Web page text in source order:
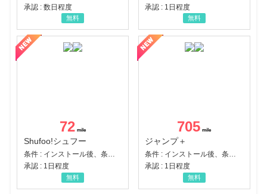
承認 : 数日程度
無料
承認 : 1日程度
無料
72
Shufoo!シュフー
承認 : 1日程度
無料
705
ジャンプ＋
承認 : 1日程度
無料